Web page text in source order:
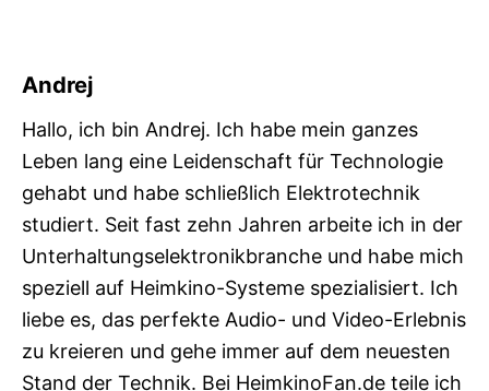
Andrej
Hallo, ich bin Andrej. Ich habe mein ganzes
Leben lang eine Leidenschaft für Technologie
gehabt und habe schließlich Elektrotechnik
studiert. Seit fast zehn Jahren arbeite ich in der
Unterhaltungselektronikbranche und habe mich
speziell auf Heimkino-Systeme spezialisiert. Ich
liebe es, das perfekte Audio- und Video-Erlebnis
zu kreieren und gehe immer auf dem neuesten
Stand der Technik. Bei HeimkinoFan.de teile ich